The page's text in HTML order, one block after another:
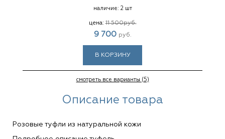
наличие: 2 шт
цена:11 500руб.
9 700 руб.
В КОРЗИНУ
смотреть все варианты (5)
Описание товара
Розовые туфли из натуральной кожи